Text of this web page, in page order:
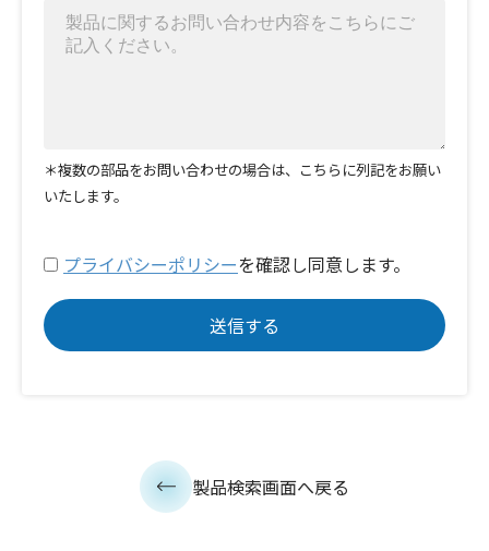
＊複数の部品をお問い合わせの場合は、こちらに列記をお願い
いたします。
プライバシーポリシーを確認し同意します。
製品検索画面へ戻る